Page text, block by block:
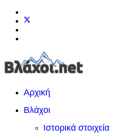
Αρχική
Βλάχοι
Ιστορικά στοιχεία